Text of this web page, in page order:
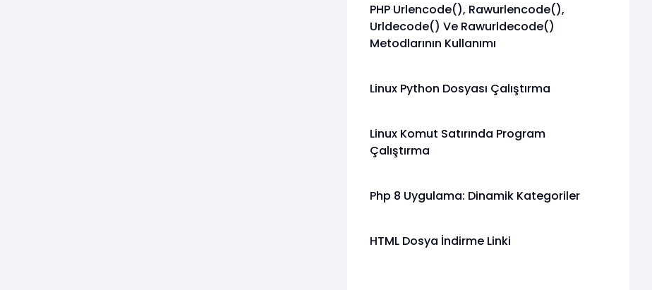
PHP Urlencode(), Rawurlencode(),
Urldecode() Ve Rawurldecode()
Metodlarının Kullanımı
Linux Python Dosyası Çalıştırma
Linux Komut Satırında Program
Çalıştırma
Php 8 Uygulama: Dinamik Kategoriler
HTML Dosya İndirme Linki